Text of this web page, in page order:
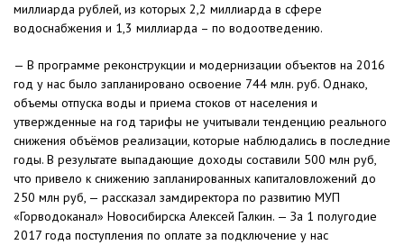
миллиарда рублей, из которых 2,2 миллиарда в сфере
водоснабжения и 1,3 миллиарда – по водоотведению.
— В программе реконструкции и модернизации объектов на 2016
год у нас было запланировано освоение 744 млн. руб. Однако,
объемы отпуска воды и приема стоков от населения и
утвержденные на год тарифы не учитывали тенденцию реального
снижения объёмов реализации, которые наблюдались в последние
годы. В результате выпадающие доходы составили 500 млн руб,
что привело к снижению запланированных капиталовложений до
250 млн руб, — рассказал замдиректора по развитию МУП
«Горводоканал» Новосибирска Алексей Галкин. — За 1 полугодие
2017 года поступления по оплате за подключение у нас